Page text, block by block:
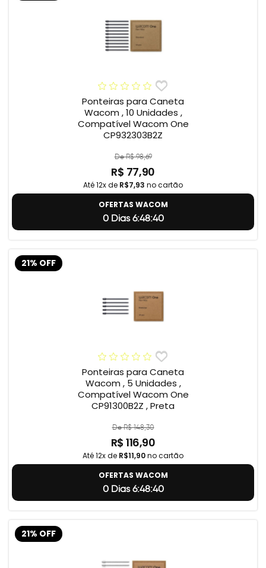
Ponteiras para Caneta
Wacom , 10 Unidades ,
Compatível Wacom One
CP932303B2Z
De R$ 98,69
R$ 77,90
Até 12x de R$7,93 no cartão
OFERTAS WACOM
0 Dias 6:48:39
21% OFF
Ponteiras para Caneta
Wacom , 5 Unidades ,
Compatível Wacom One
CP91300B2Z , Preta
De R$ 148,30
R$ 116,90
Até 12x de R$11,90no cartão
OFERTAS WACOM
0 Dias 6:48:39
21% OFF